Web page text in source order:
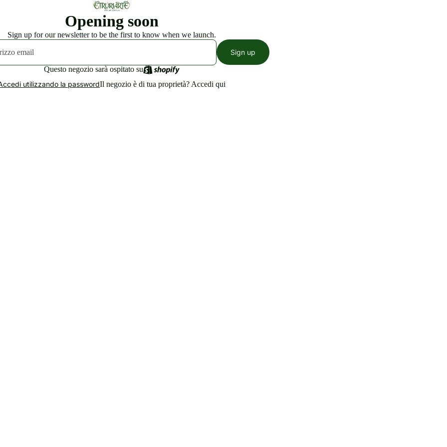
Opening soon
Sign up for our newsletter to be the first to know when we launch.
Sign up
Questo negozio sarà ospitato su
utilizzando la passwordIl negozio è di tua proprietà? Accedi qui